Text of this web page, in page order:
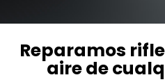
Reparamos
aire de